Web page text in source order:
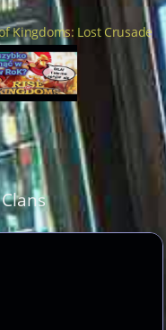
Kingdoms: Lost Crusade